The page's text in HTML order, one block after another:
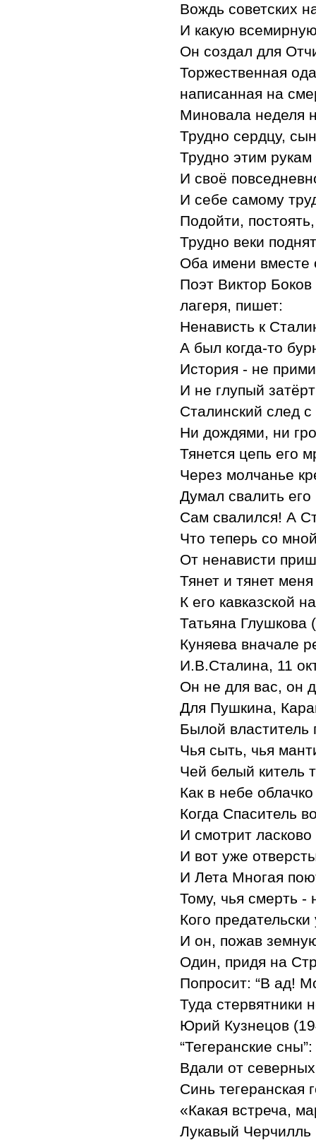
Вождь советских
И какую
Он создал для
Торжественная
написанная на
Миновала неделя
Трудно сердцу,
Трудно этим
И своё
И себе самому
Подойти,
Трудно веки
Оба имени вместе
Поэт Виктор
лагеря, пишет:
Ненависть к
А был когда-то
История - не
И не глупый
Сталинский след
Ни дождями, ни
Тянется цепь его
Через молчанье
Думал свалить
Сам свалился! А
Что теперь со
От ненависти
Тянет и тянет
К его кавказской
Татьяна Глушкова
Куняева вначале
И.В.Сталина, 11
Он не для вас, он
Для Пушкина,
Былой властитель
Чья сыть, чья
Чей белый китель
Как в небе
Когда Спаситель
И смотрит
И вот уже
И Лета Многая
Тому, чья смерть -
Кого предательски
И он, пожав
Один, придя на
Попросит: “В ад!
Туда стервятники
Юрий Кузнецов
“Тегеранские сны”:
Вдали от
Синь тегеранская
«Какая встреча,
Лукавый Черчилль